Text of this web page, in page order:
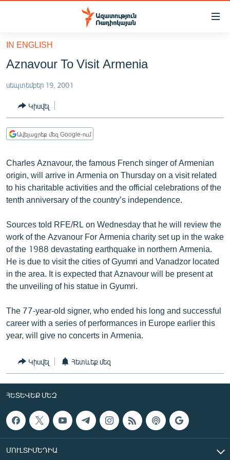
Մատչելիության
հիմնական
բովանդակությանը
հիմնական
մենյուին
Որոնում
ՔԱՂԱՔԱԿԱՆ
ԸՆՏՐՈՒԹՅՈՒՆՆԵՐ 2026
ԻՐԱՎՈՒՆՔ
ՏՆՏԵՍՈՒԹՅՈՒՆ
ՂԱՐԱԲԱՂ
ՊԱՏԵՐԱԶՄԻ 6 ՇԱԲԱԹՆԵՐԸ
ՏԱՐԱԾԱՇՐՋԱՆ
ՄԻՋԱԶԳԱՅԻՆ
ՄՇԱԿՈՒՅԹ
ՍՊՈՐՏ
ՄԵԿՆԱԲԱՆՈՒԹՅՈՒՆ
ՏՏ ԵՒ ԻՆՏԵՐՆԵՏ
ԿՈՐՈՆԱՎԻՐՈՒՍ
ՏԵՍԱՆՅՈՒԹԵՐ
ԲԱՆԱՎԵՃ
ՓՈԴՔԱՍԹ
Հայերեն
IN ENGLISH
Aznavour To Visit Armenia
սեպտեմբեր 19, 2001
Կիսվել
Ավելացրեք մեզ Google-ում
Charles Aznavour, the famous French singer of Armenian
origin, will arrive in Armenia on Thursday on a visit related
to his charitable activities and the official celebrations of the
tenth anniversary of the country’s independence.
Sources told RFE/RL on Wednesday that he will review the
work of the Azvanour For Armenia charity set up in the wake
of the 1988 devastating earthquake in northern Armenia.
He is due to visit the cities of Gyumri and Vanadzor located
in the area. It is expected that Aznavour will be present at
the unveiling of his statue in Gyumri.
The 77-year-old signer, who ended his long and successful
career with a series of performances in Europe earlier this
year, will give no concerts in Armenia.
Կիսվել Հետևեք մեզ
ՀԵՏԵՎԵՔ ՄԵԶ
ՄՈՒԼՏԻՄԵԴԻԱ